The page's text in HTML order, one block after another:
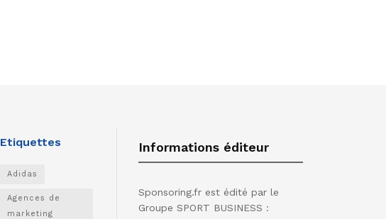
Etiquettes
Adidas
Agences de
marketing
Informations éditeur
Sponsoring.fr est édité par le
Groupe SPORT BUSINESS :